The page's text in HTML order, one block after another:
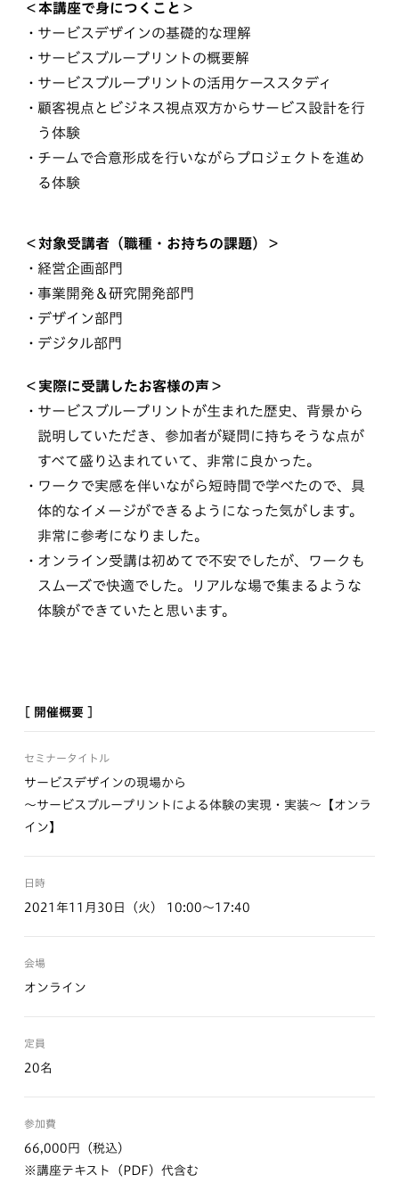
＜本講座で身につくこと＞
サービスデザインの基礎的な理解
サービスブループリントの概要解
サービスブループリントの活用ケーススタディ
顧客視点とビジネス視点双方からサービス設計を行
う体験
チームで合意形成を行いながらプロジェクトを進め
る体験
＜対象受講者（職種・お持ちの課題）＞
経営企画部門
事業開発＆研究開発部門
デザイン部門
デジタル部門
＜実際に受講したお客様の声＞
サービスブループリントが生まれた歴史、背景から
説明していただき、参加者が疑問に持ちそうな点が
すべて盛り込まれていて、非常に良かった。
ワークで実感を伴いながら短時間で学べたので、具
体的なイメージができるようになった気がします。
非常に参考になりました。
オンライン受講は初めてで不安でしたが、ワークも
スムーズで快適でした。リアルな場で集まるような
体験ができていたと思います。
[ 開催概要 ]
セミナータイトル
サービスデザインの現場から
～サービスブループリントによる体験の実現・実装～【オンラ
イン】
日時
2021年11月30日（火） 10:00～17:40
会場
オンライン
定員
20名
参加費
66,000円（税込）
※講座テキスト（PDF）代含む